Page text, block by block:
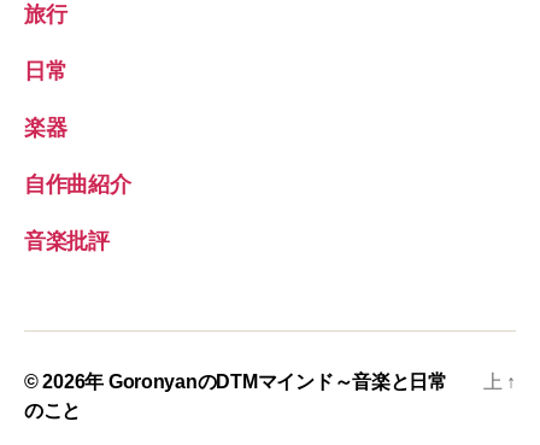
旅行
日常
楽器
自作曲紹介
音楽批評
© 2026年 GoronyanのDTMマインド～音楽と日常
のこと
上 ↑